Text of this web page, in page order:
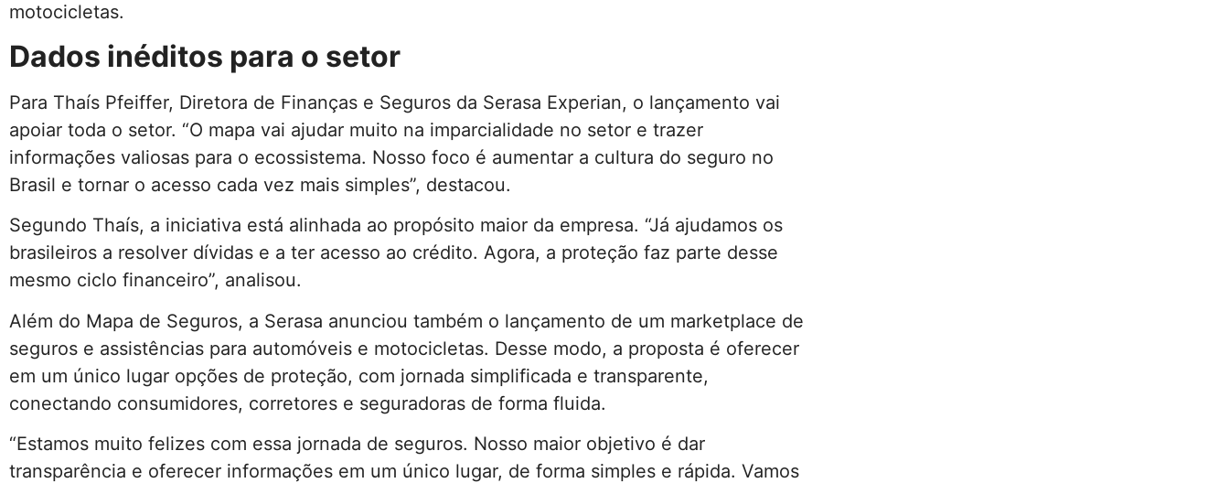
motocicletas.
Dados inéditos para o setor
Para Thaís Pfeiffer, Diretora de Finanças e Seguros da Serasa Experian, o lançamento vai
apoiar toda o setor. “O mapa vai ajudar muito na imparcialidade no setor e trazer
informações valiosas para o ecossistema. Nosso foco é aumentar a cultura do seguro no
Brasil e tornar o acesso cada vez mais simples”, destacou.
Segundo Thaís, a iniciativa está alinhada ao propósito maior da empresa. “Já ajudamos os
brasileiros a resolver dívidas e a ter acesso ao crédito. Agora, a proteção faz parte desse
mesmo ciclo financeiro”, analisou.
Além do Mapa de Seguros, a Serasa anunciou também o lançamento de um marketplace de
seguros e assistências para automóveis e motocicletas. Desse modo, a proposta é oferecer
em um único lugar opções de proteção, com jornada simplificada e transparente,
conectando consumidores, corretores e seguradoras de forma fluida.
“Estamos muito felizes com essa jornada de seguros. Nosso maior objetivo é dar
transparência e oferecer informações em um único lugar, de forma simples e rápida. Vamos